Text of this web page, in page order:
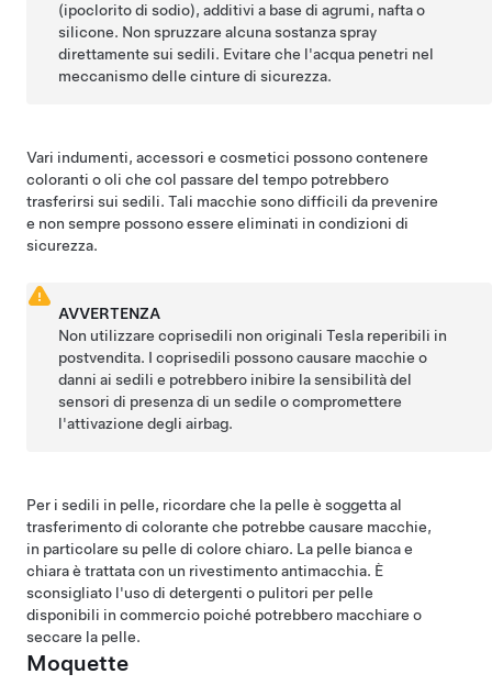
(ipoclorito di sodio), additivi a base di agrumi, nafta o
silicone. Non spruzzare alcuna sostanza spray
direttamente sui sedili. Evitare che l'acqua penetri nel
meccanismo delle cinture di sicurezza.
Vari indumenti, accessori e cosmetici possono contenere
coloranti o oli che col passare del tempo potrebbero
trasferirsi sui sedili. Tali macchie sono difficili da prevenire
e non sempre possono essere eliminati in condizioni di
sicurezza.
AVVERTENZA
Non utilizzare coprisedili non originali Tesla reperibili in
postvendita. I coprisedili possono causare macchie o
danni ai sedili e potrebbero inibire la sensibilità del
sensori di presenza di un sedile o compromettere
l'attivazione degli airbag.
Per i sedili in pelle, ricordare che la pelle è soggetta al
trasferimento di colorante che potrebbe causare macchie,
in particolare su pelle di colore chiaro. La pelle bianca e
chiara è trattata con un rivestimento antimacchia. È
sconsigliato l'uso di detergenti o pulitori per pelle
disponibili in commercio poiché potrebbero macchiare o
seccare la pelle.
Moquette